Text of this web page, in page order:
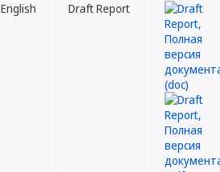
English Draft Report